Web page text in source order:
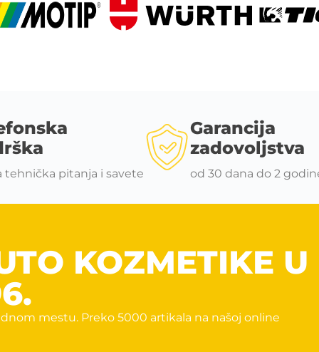
tehnička pitanja i savete
Garancija
zadovoljstva
od 30 dana do 2
KOZMETIKE U
mestu. Preko 5000 artikala na našoj online